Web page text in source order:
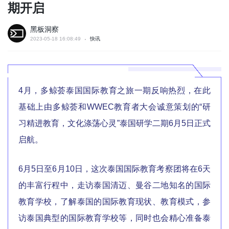
期开启
黑板洞察
2023-05-18 16:08:49 快讯
4月，多鲸荟泰国国际教育之旅一期反响热烈，在此
基础上由多鲸荟和WWEC教育者大会诚意策划的“研
习精进教育，文化涤荡心灵”泰国研学二期6月5日正式
启航。
6月5日至6月10日，这次泰国国际教育考察团将在6天
的丰富行程中，走访泰国清迈、曼谷二地知名的国际
教育学校，了解泰国的国际教育现状、教育模式，参
访泰国典型的国际教育学校等，同时也会精心准备泰